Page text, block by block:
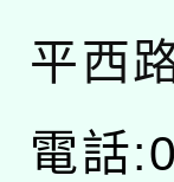
平西
電話